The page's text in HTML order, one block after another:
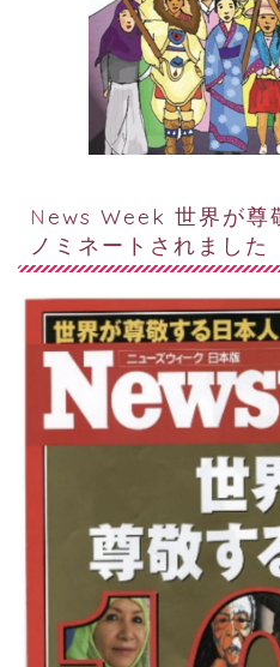
News Week 世界が尊敬する日本人100人に
ノミネートされました